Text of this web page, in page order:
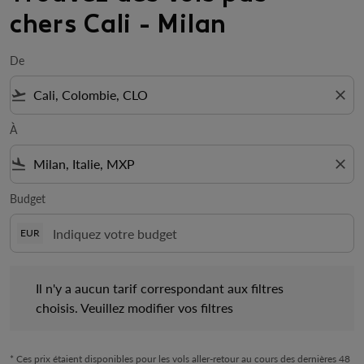
chers Cali - Milan
De
flight_takeoff close
À
flight_land close
Budget
EUR
Il n'y a aucun tarif correspondant aux filtres
choisis. Veuillez modifier vos filtres
* Ces prix étaient disponibles pour les vols aller-retour au cours des dernières 48